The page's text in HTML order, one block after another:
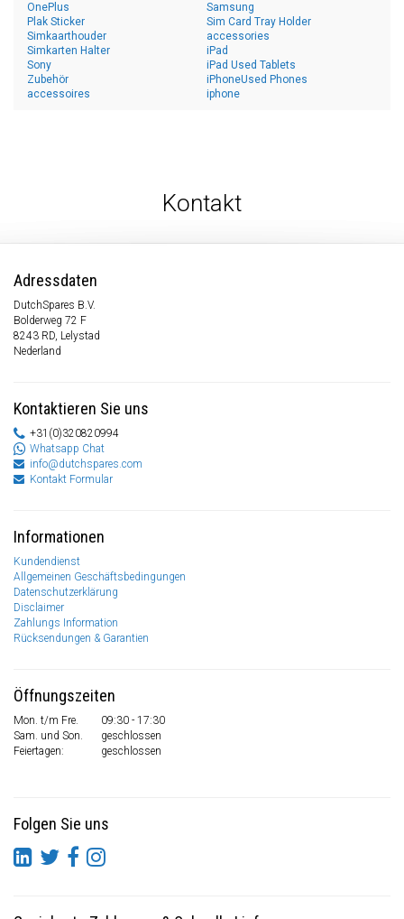
OnePlus
Plak Sticker
Samsung
Sim Card Tray Holder
Simkaarthouder
Simkarten Halter
Sony
Zubehör
accessoires
accessories
iPad
iPad Used Tablets
iPhoneUsed Phones
iphone
Kontakt
Adressdaten
DutchSpares B.V.
Bolderweg 72 F
8243 RD, Lelystad
Nederland
Kontaktieren Sie uns
+31(0)320820994
Whatsapp Chat
info@dutchspares.com
Kontakt Formular
Informationen
Kundendienst
Allgemeinen Geschäftsbedingungen
Datenschutzerklärung
Disclaimer
Zahlungs Information
Rücksendungen & Garantien
Öffnungszeiten
Mon. t/m Fre.
09:30 - 17:30
Sam. und Son.
geschlossen
Feiertagen:
geschlossen
Folgen Sie uns